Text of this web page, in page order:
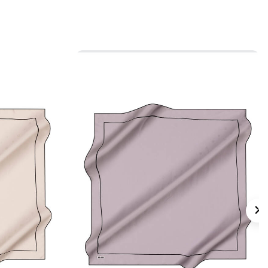
kalitesi nedir?
görünümü nasıldır?
kullanılabilir?